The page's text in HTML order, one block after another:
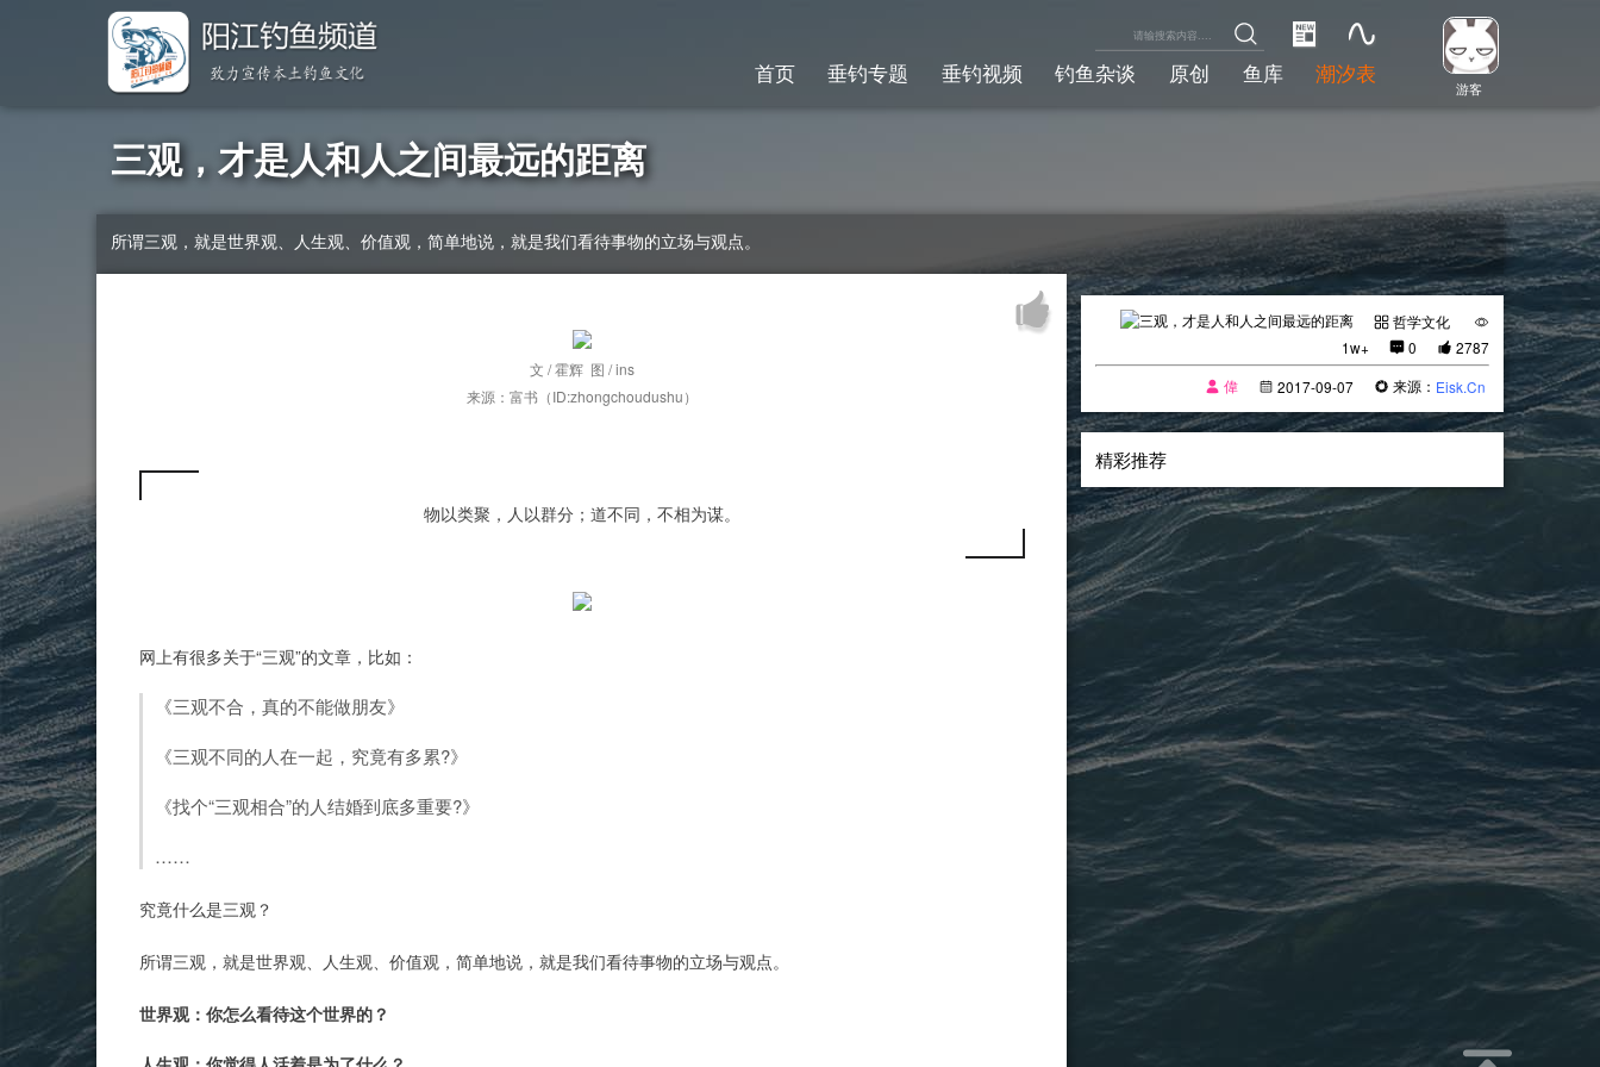
游客
首页 垂钓专题 垂钓视频 钓鱼杂谈 原创 鱼库 潮汐表
三观，才是人和人之间最远的距离
所谓三观，就是世界观、人生观、价值观，简单地说，就是我们看待事物的立场与观点。
文 / 霍辉 图 / ins
来源：富书（ID:zhongchoudushu）
物以类聚，人以群分； 道不同，不相为谋。
网上有很多关于“三观”的文章，比如：
《三观不合，真的不能做朋友》
《三观不同的人在一起，究竟有多累?》
《找个“三观相合”的人结婚到底多重要?》
……
究竟什么是三观？
所谓三观，就是世界观、人生观、价值观，简单地说，就是我们看待事物的立场与观点。
世界观：你怎么看待这个世界的？
哲学文化
1w+
0
2787
偉
2017-09-07 来源： Eisk.Cn
精彩推荐